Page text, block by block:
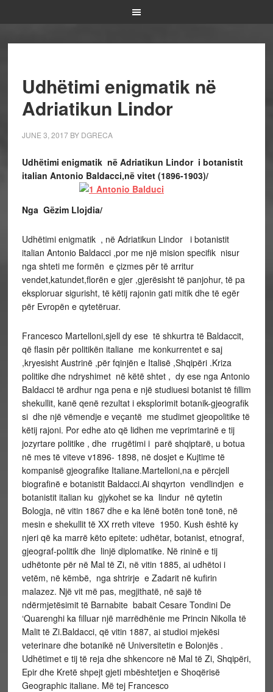
Udhëtimi enigmatik në
Adriatikun Lindor
JUNE 3, 2017BY DGRECA
Udhëtimi enigmatik në Adriatikun Lindor i botanistit
italian Antonio Baldacci,në vitet (1896-1903)/
Nga Gëzim Llojdia/
Udhëtimi enigmatik , në Adriatikun Lindor i botanistit
italian Antonio Baldacci ,por me një mision specifik nisur
nga shteti me formën e çizmes për të arritur
vendet,katundet,florën e gjer ,gjerësisht të panjohur, të pa
eksploruar sigurisht, të këtij rajonin gati mitik dhe të egër
për Evropën e qytetëruar.
Francesco Martelloni,sjell dy ese të shkurtra të Baldaccit,
që flasin për politikën italiane me konkurrentet e saj
,kryesisht Austrinë ,për fqinjën e Italisë ,Shqipëri .Kriza
politike dhe ndryshimet në këtë shtet , dy ese nga Antonio
Baldacci të ardhur nga pena e një studiuesi botanist të fillim
shekullit, kanë qenë rezultat i eksplorimit botanik-gjeografik
si dhe një vëmendje e veçantë me studimet gjeopolitike të
këtij rajoni. Por edhe ato që lidhen me veprimtarinë e tij
jozyrtare politike , dhe rrugëtimi i parë shqiptarë, u botua
në mes të viteve v1896- 1898, në dosjet e Kujtime të
kompanisë gjeografike Italiane.Martelloni,na e përcjell
biografinë e botanistit Baldacci.Ai shqyrton vendlindjen e
botanistit italian ku gjykohet se ka lindur në qytetin
Bologja, në vitin 1867 dhe e ka lënë botën tonë tonë, në
mesin e shekullit të XX rreth viteve 1950. Kush është ky
njeri që ka marrë këto epitete: udhëtar, botanist, etnograf,
gjeograf-politik dhe linjë diplomatike. Në rininë e tij
udhëtonte për në Mal të Zi, në vitin 1885, ai udhëtoi i
vetëm, në këmbë, nga shtrirje e Zadarit në kufirin
malazez. Një vit më pas, megjithatë, në sajë të
ndërmjetësimit të Barnabite babait Cesare Tondini De
‘Quarenghi ka filluar një marrëdhënie me Princin Nikolla të
Malit të Zi.Baldacci, që vitin 1887, ai studioi mjekësi
veterinare dhe botanikë në Universitetin e Bolonjës .
Udhëtimet e tij të reja dhe shkencore në Mal të Zi, Shqipëri,
Epir dhe Kretë shpejt gjeti mbështetjen e Shoqërisë
Geographic italiane. Më tej Francesco